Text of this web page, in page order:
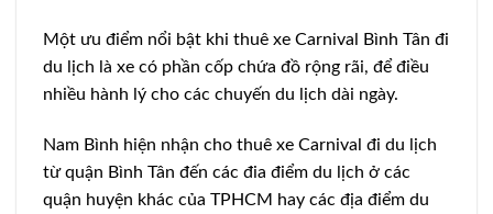
Một ưu điểm nổi bật khi thuê xe Carnival Bình Tân đi
du lịch là xe có phần cốp chứa đồ rộng rãi, để điều
nhiều hành lý cho các chuyến du lịch dài ngày.
Nam Bình hiện nhận cho thuê xe Carnival đi du lịch
từ quận Bình Tân đến các đia điểm du lịch ở các
quận huyện khác của TPHCM hay các địa điểm du